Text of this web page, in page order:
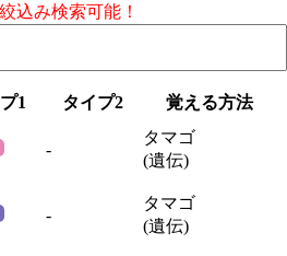
込み検索可能！
1 タイプ2 覚える方法
-
タマゴ
(遺伝)
-
タマゴ
(遺伝)